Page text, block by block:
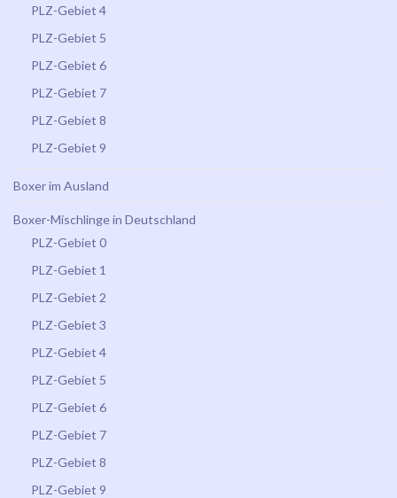
PLZ-Gebiet 4
PLZ-Gebiet 5
PLZ-Gebiet 6
PLZ-Gebiet 7
PLZ-Gebiet 8
PLZ-Gebiet 9
Boxer im Ausland
Boxer-Mischlinge in Deutschland
PLZ-Gebiet 0
PLZ-Gebiet 1
PLZ-Gebiet 2
PLZ-Gebiet 3
PLZ-Gebiet 4
PLZ-Gebiet 5
PLZ-Gebiet 6
PLZ-Gebiet 7
PLZ-Gebiet 8
PLZ-Gebiet 9